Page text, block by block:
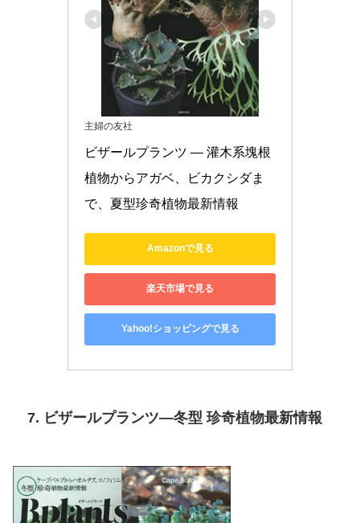
主婦の友社
ビザールプランツ ― 灌木系塊根
植物からアガベ、ビカクシダま
で、夏型珍奇植物最新情報
Amazonで見る
楽天市場で見る
Yahoo!ショッピングで見る
7. ビザールプランツ―冬型 珍奇植物最新情報